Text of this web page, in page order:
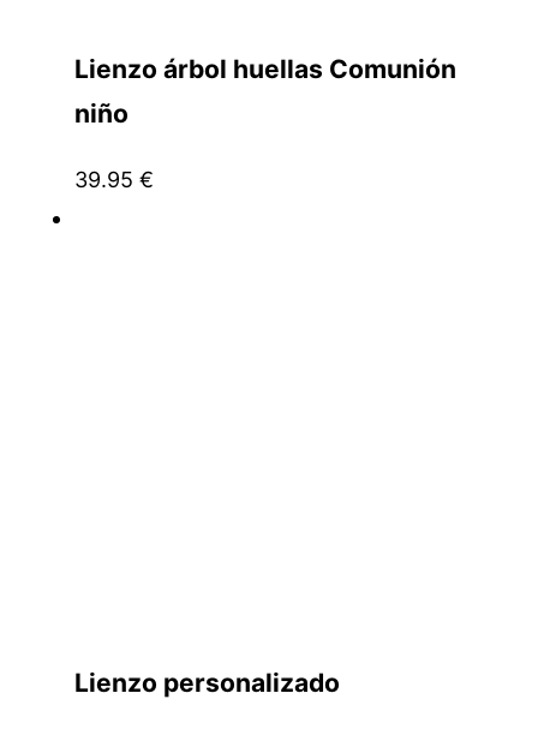
Lienzo árbol huellas Comunión
niño
39.95€
Lienzo personalizado